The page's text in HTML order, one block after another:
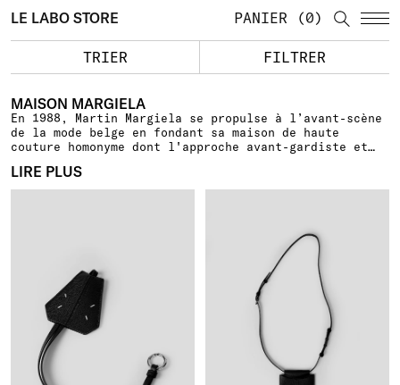
LE LABO STORE PANIER 0
TRIER FILTRER
MAISON MARGIELA
En 1988, Martin Margiela se propulse à l’avant-scène
de la mode belge en fondant sa maison de haute
couture homonyme dont l'approche avant-gardiste et
contemporaine
entrevues et de se montrer en public, gardant
rênes jusqu'en 2014, année de la nomination de John
Galliano à titre de directeur artistique. Matières
recyclées, effets vieillis, drapés, coupes
asymétriques et trompe-l'œil ponctuent les sacs en
cuir, bijoux minimalistes et déclinaisons des
emblématiques baskets Replica.
LIRE PLUS